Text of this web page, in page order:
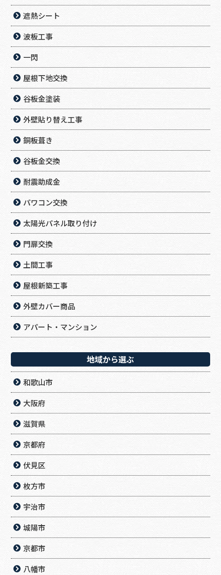
遮熱シート
波板工事
一閃
屋根下地交換
谷板金塗装
外壁貼り替え工事
銅板葺き
谷板金交換
耐震助成金
パワコン交換
太陽光パネル取り付け
門扉交換
土間工事
屋根新築工事
外壁カバー商品
アパート・マンション
地域から選ぶ
和歌山市
大阪府
滋賀県
京都府
伏見区
枚方市
宇治市
城陽市
京都市
八幡市